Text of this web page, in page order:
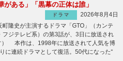
がある」「黒幕の正体は誰」
ドラマ
2026年8月4日
隆史が主演するドラマ「GTO」（カンテ
フジテレビ系）の第3話が、3日に放送され
） 本作は、1998年に放送されて人気を博
に連続ドラマとして復活。50代になった“